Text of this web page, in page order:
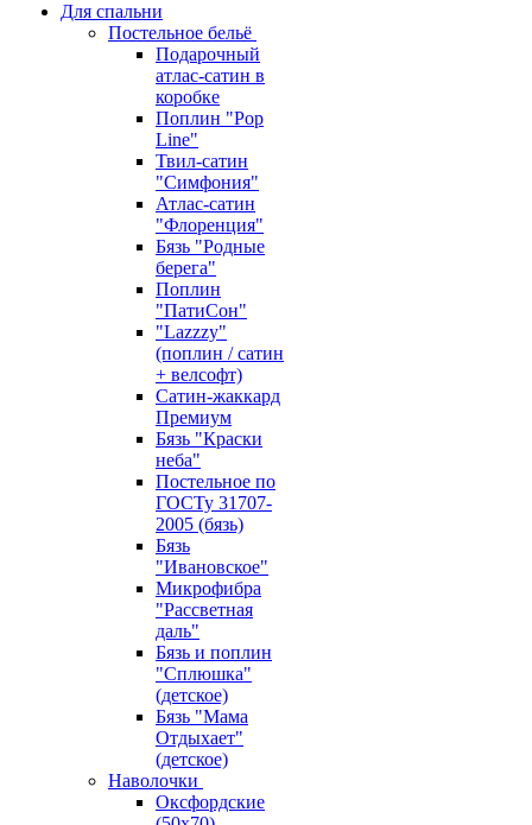
Для спальни
Постельное бельё
Подарочный
атлас-сатин в
коробке
Поплин "Pop
Line"
Твил-сатин
"Симфония"
Атлас-сатин
"Флоренция"
Бязь "Родные
берега"
Поплин
"ПатиСон"
"Lazzzy"
(поплин / сатин
+ велсофт)
Сатин-жаккард
Премиум
Бязь "Краски
неба"
Постельное по
ГОСТу 31707-
2005 (бязь)
Бязь
"Ивановское"
Микрофибра
"Рассветная
даль"
Бязь и поплин
"Сплюшка"
(детское)
Бязь "Мама
Отдыхает"
(детское)
Наволочки
Оксфордские